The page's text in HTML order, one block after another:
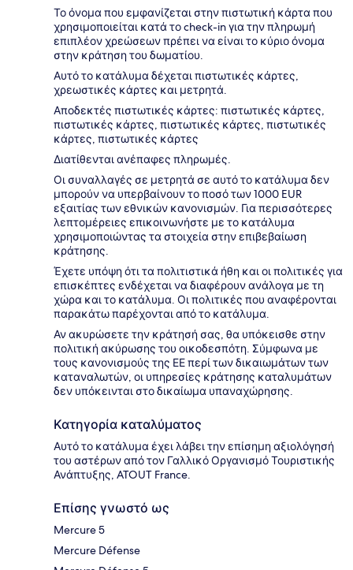
Το όνομα που εμφανίζεται στην πιστωτική κάρτα που
χρησιμοποιείται κατά το check-in για την πληρωμή
επιπλέον χρεώσεων πρέπει να είναι το κύριο όνομα
στην κράτηση του δωματίου.
Αυτό το κατάλυμα δέχεται πιστωτικές κάρτες,
χρεωστικές κάρτες και μετρητά.
Αποδεκτές πιστωτικές κάρτες: πιστωτικές κάρτες,
πιστωτικές κάρτες, πιστωτικές κάρτες, πιστωτικές
κάρτες, πιστωτικές κάρτες
Διατίθενται ανέπαφες πληρωμές.
Οι συναλλαγές σε μετρητά σε αυτό το κατάλυμα δεν
μπορούν να υπερβαίνουν το ποσό των 1000 EUR
εξαιτίας των εθνικών κανονισμών. Για περισσότερες
λεπτομέρειες επικοινωνήστε με το κατάλυμα
χρησιμοποιώντας τα στοιχεία στην επιβεβαίωση
κράτησης.
Έχετε υπόψη ότι τα πολιτιστικά ήθη και οι πολιτικές για
επισκέπτες ενδέχεται να διαφέρουν ανάλογα με τη
χώρα και το κατάλυμα. Οι πολιτικές που αναφέρονται
παρακάτω παρέχονται από το κατάλυμα.
Αν ακυρώσετε την κράτησή σας, θα υπόκεισθε στην
πολιτική ακύρωσης του οικοδεσπότη. Σύμφωνα με
τους κανονισμούς της ΕΕ περί των δικαιωμάτων των
καταναλωτών, οι υπηρεσίες κράτησης καταλυμάτων
δεν υπόκεινται στο δικαίωμα υπαναχώρησης.
Κατηγορία καταλύματος
Αυτό το κατάλυμα έχει λάβει την επίσημη αξιολόγησή
του αστέρων από τον Γαλλικό Οργανισμό Τουριστικής
Ανάπτυξης, ATOUT France.
Επίσης γνωστό ως
Mercure 5
Mercure Défense